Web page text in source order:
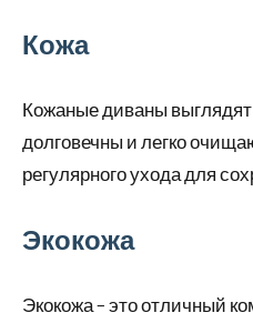
Кожа
Кожаные диваны
долговечны и легко
регулярного ухода для
Экокожа
Экокожа – это отличный